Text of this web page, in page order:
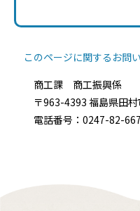
このページに関するお問
商工課 商工振興係
〒963-4393 福島県田
電話番号：0247-82-